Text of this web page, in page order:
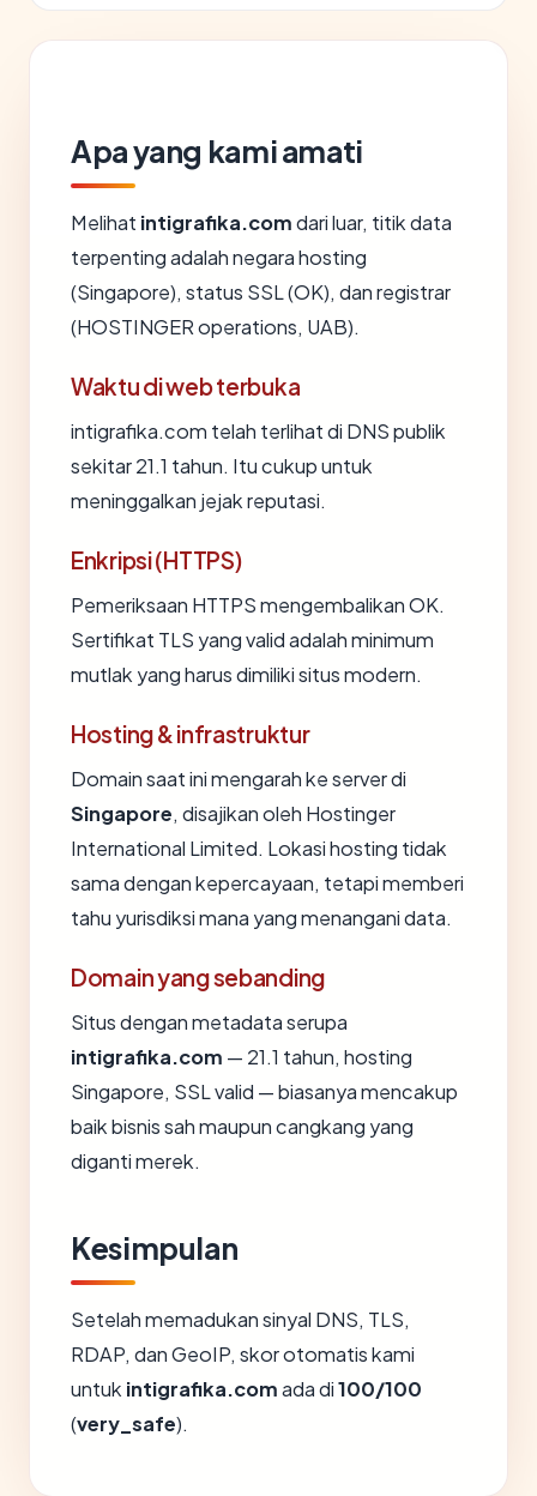
Apa yang kami amati
Melihat intigrafika.comdari luar, titik data
terpenting adalah negara hosting
(Singapore), status SSL (OK), dan registrar
(HOSTINGER operations, UAB).
Waktu di web terbuka
intigrafika.com telah terlihat di DNS publik
sekitar 21.1 tahun. Itu cukup untuk
meninggalkan jejak reputasi.
Enkripsi (HTTPS)
Pemeriksaan HTTPS mengembalikan OK.
Sertifikat TLS yang valid adalah minimum
mutlak yang harus dimiliki situs modern.
Hosting & infrastruktur
Domain saat ini mengarah ke server di
Singapore, disajikan oleh Hostinger
International Limited. Lokasi hosting tidak
sama dengan kepercayaan, tetapi memberi
tahu yurisdiksi mana yang menangani data.
Domain yang sebanding
Situs dengan metadata serupa
intigrafika.com — 21.1 tahun, hosting
Singapore, SSL valid — biasanya mencakup
baik bisnis sah maupun cangkang yang
diganti merek.
Kesimpulan
Setelah memadukan sinyal DNS, TLS,
RDAP, dan GeoIP, skor otomatis kami
untuk intigrafika.comada di100/100
(very_safe).